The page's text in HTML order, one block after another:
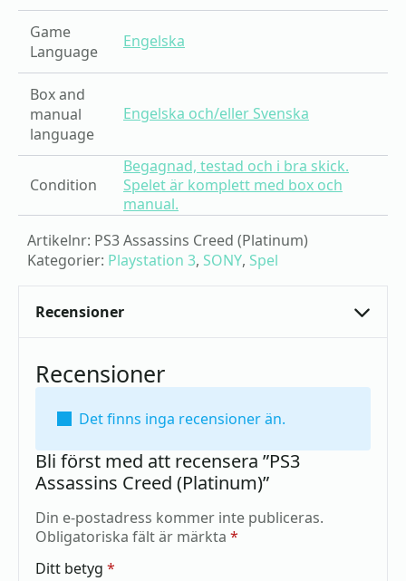
Game
Language
Engelska
Box and
manual
language
Engelska och/eller Svenska
Condition
Begagnad, testad och i bra skick.
Spelet är komplett med box och
manual.
Artikelnr: PS3 Assassins Creed (Platinum)
Kategorier: Playstation 3, SONY, Spel
Recensioner
Recensioner
Det finns inga recensioner än.
Bli först med att recensera ”PS3
Assassins Creed (Platinum)”
Din e-postadress kommer inte publiceras.
Obligatoriska fält är märkta *
Ditt betyg *